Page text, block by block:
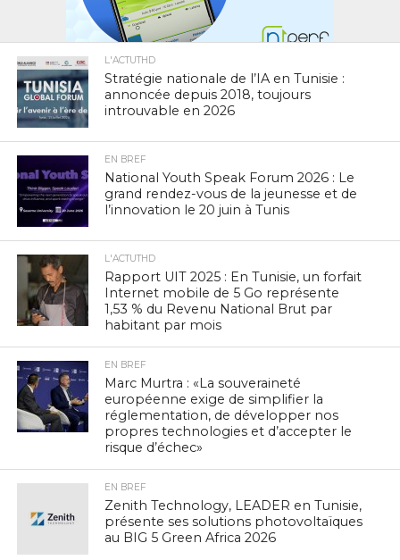
L'ACTUTHD
Stratégie nationale de l’IA en Tunisie :
annoncée depuis 2018, toujours
introuvable en 2026
EN BREF
National Youth Speak Forum 2026 : Le
grand rendez-vous de la jeunesse et de
l’innovation le 20 juin à Tunis
L'ACTUTHD
Rapport UIT 2025 : En Tunisie, un forfait
Internet mobile de 5 Go représente
1,53 % du Revenu National Brut par
habitant par mois
EN BREF
Marc Murtra : «La souveraineté
européenne exige de simplifier la
réglementation, de développer nos
propres technologies et d’accepter le
risque d’échec»
EN BREF
Zenith Technology, LEADER en Tunisie,
présente ses solutions photovoltaïques
au BIG 5 Green Africa 2026